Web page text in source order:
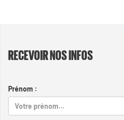
RECEVOIR NOS INFOS
Prénom :